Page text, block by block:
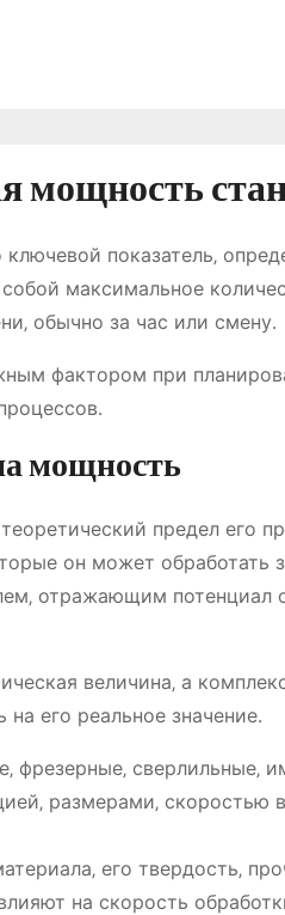
мощность
показатель‚
максимальное
обычно за час или смену․
фактором при
мощность
предел его
он может обработать
отражающим потенциал
величина‚ а
его реальное значение․
фрезерные‚ сверлильные‚
размерами‚ скоростью
его твердость‚
на скорость